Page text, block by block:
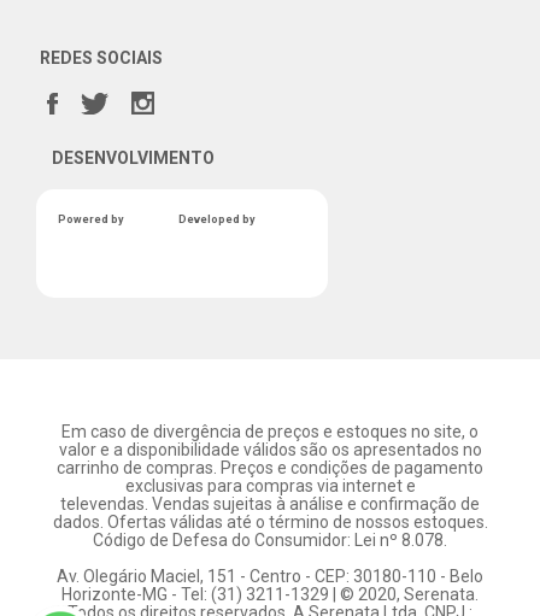
REDES SOCIAIS
DESENVOLVIMENTO
Powered by Developed by
Em caso de divergência de preços e estoques no site, o
valor e a disponibilidade válidos são os apresentados no
carrinho de compras. Preços e condições de pagamento
exclusivas para compras via internet e
televendas. Vendas sujeitas à análise e confirmação de
dados. Ofertas válidas até o término de nossos estoques.
Código de Defesa do Consumidor: Lei nº 8.078.
Av. Olegário Maciel, 151 - Centro - CEP: 30180-110 - Belo
Horizonte-MG - Tel: (31) 3211-1329 | © 2020, Serenata.
Todos os direitos reservados. A Serenata Ltda. CNPJ :